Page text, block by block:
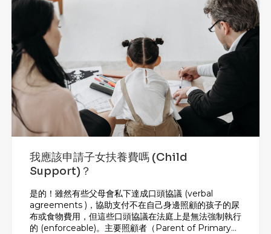
我應該申請子女扶養費嗎 (Child
Support)？
是的！雖然有些父母會私下達成口頭協議 (verbal
agreements )，協助支付不在自己身邊照顧的孩子的尿
布或食物費用，但這些口頭協議在法庭上是無法強制執行
的 (enforceable)。主要照顧者（Parent of Primary...